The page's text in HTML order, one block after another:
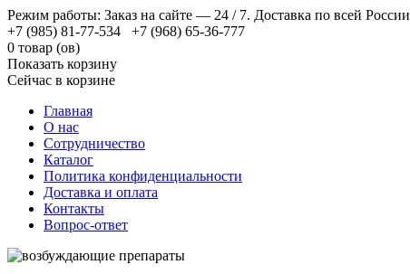
Режим работы: Заказ на сайте — 24 / 7. Доставка по всей России
+7 (985) 81-77-534 +7 (968) 65-36-777
0 товар (ов)
Показать корзину
Сейчас в корзине
Главная
О нас
Сотрудничество
Каталог
Политика конфиденциальности
Доставка и оплата
Контакты
Вопрос-ответ